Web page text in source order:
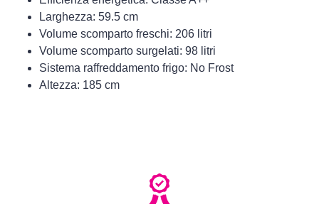
Larghezza: 59.5 cm
Volume scomparto freschi: 206 litri
Volume scomparto surgelati: 98 litri
Sistema raffreddamento frigo: No Frost
Altezza: 185 cm